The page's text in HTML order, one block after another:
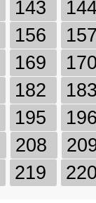
143
156
169
182
195
208
219